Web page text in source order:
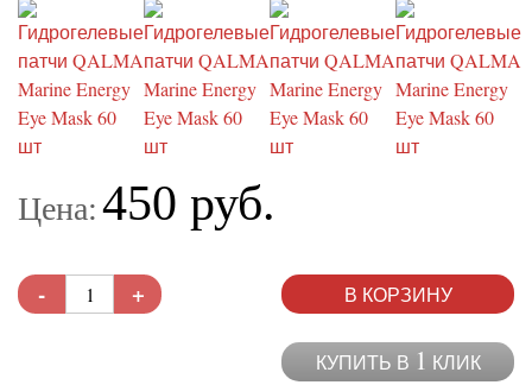
Цена:450 руб.
- + В КОРЗИНУ
КУПИТЬ В 1 КЛИК